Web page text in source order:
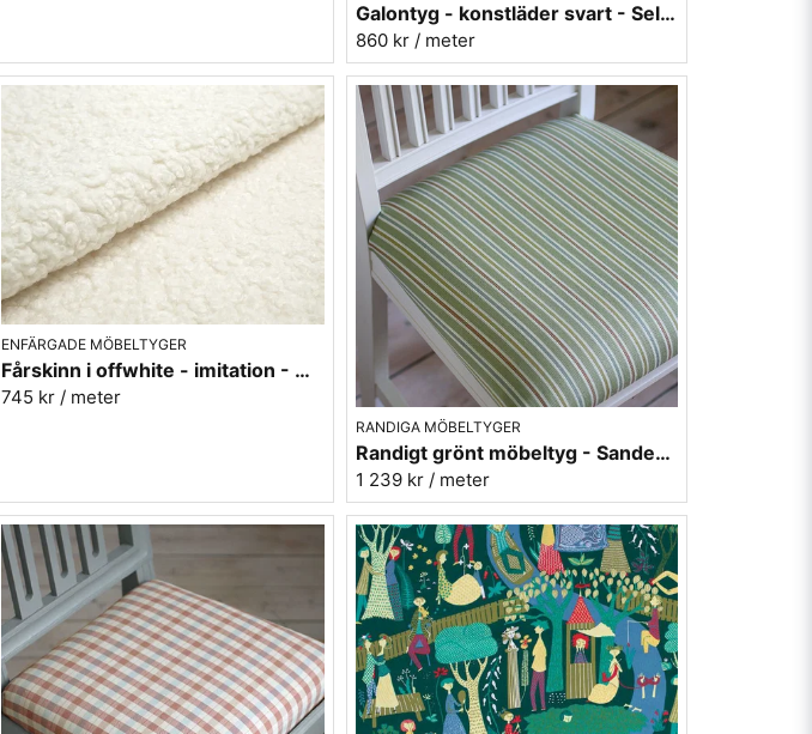
Galontyg - konstläder svart - Select 4
860 kr / meter
ENFÄRGADE MÖBELTYGER
Fårskinn i offwhite - imitation - Gute 102
745 kr / meter
RANDIGA MÖBELTYGER
Randigt grönt möbeltyg - Sanderson 237212
1 239 kr / meter